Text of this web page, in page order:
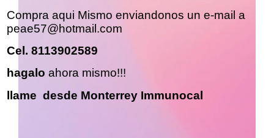
Compra aqui Mismo enviandonos un e-mail a
peae57@hotmail.com
Cel. 8113902589
hagalo ahora mismo!!!
llame desde Monterrey Immunocal